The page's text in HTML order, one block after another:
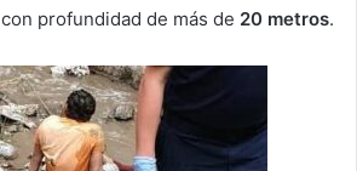
con profundidad de más de 20 metros.